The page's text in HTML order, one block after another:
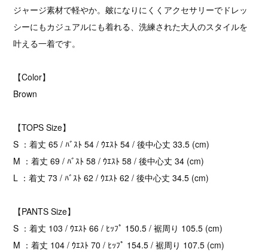
ジャージ素材で軽やか。皴になりにくくアクセサリーでドレッ
シーにもカジュアルにも着れる、洗練された大人のスタイルを
叶える一着です。
【Color】
Brown
【TOPS Size】
S ：着丈 65 / ﾊﾞｽﾄ 54 / ｳｴｽﾄ 54 / 後中心丈 33.5 (cm)
M ：着丈 69 / ﾊﾞｽﾄ 58 / ｳｴｽﾄ 58 / 後中心丈 34 (cm)
L ：着丈 73 / ﾊﾞｽﾄ 62 / ｳｴｽﾄ 62 / 後中心丈 34.5 (cm)
【PANTS Size】
S ：着丈 103 / ｳｴｽﾄ 66 / ﾋｯﾌﾟ 150.5 / 裾周り 105.5 (cm)
M ：着丈 104 / ｳｴｽﾄ 70 / ﾋｯﾌﾟ 154.5 / 裾周り 107.5 (cm)